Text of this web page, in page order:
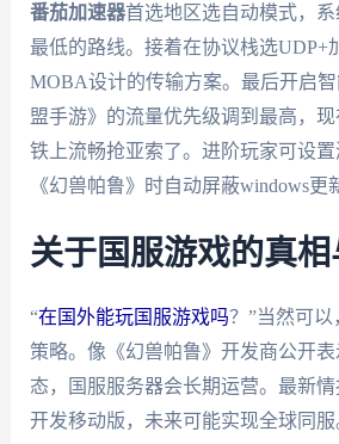
番茄加速器首选地区选自动模式，
最低的路线。接着在协议栈选UDP+
MOBA设计的传输方案。最后开启
盟手游》的流量优先级调到最高，
铁上流畅抢亚索了。进阶玩家可设
《幻兽帕鲁》时自动屏蔽windows更
关于国服游戏的真相
“在国外能玩国服游戏吗？”当然可
策略。像《幻兽帕鲁》开发商公开
态，国服服务器会长期运营。最新
开发移动版，未来可能实现全球同